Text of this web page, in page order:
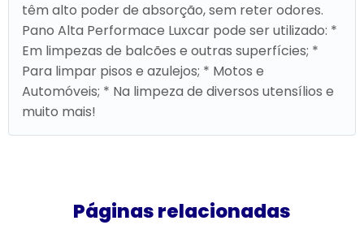
têm alto poder de absorção, sem reter odores.
Pano Alta Performace Luxcar pode ser utilizado: *
Em limpezas de balcões e outras superfícies; *
Para limpar pisos e azulejos; * Motos e
Automóveis; * Na limpeza de diversos utensílios e
muito mais!
Páginas relacionadas